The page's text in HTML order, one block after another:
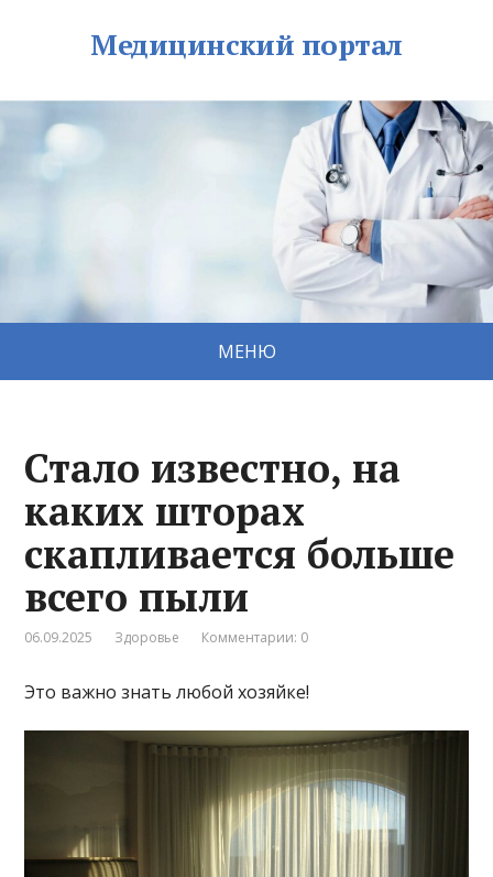
Медицинский портал
МЕНЮ
Стало известно, на
каких шторах
скапливается больше
всего пыли
06.09.2025 Здоровье Комментарии: 0
Это важно знать любой хозяйке!